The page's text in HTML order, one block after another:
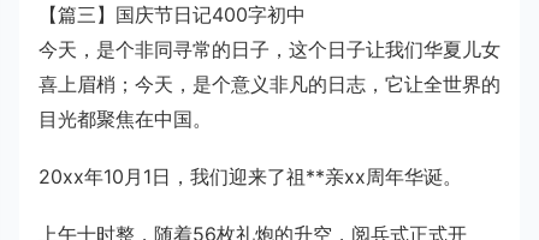
【篇三】国庆节日记400字初中
今天，是个非同寻常的日子，这个日子让我们华夏儿女
喜上眉梢；今天，是个意义非凡的日志，它让全世界的
目光都聚焦在中国。
20xx年10月1日，我们迎来了祖**亲xx周年华诞。
上午十时整，随着56枚礼炮的升空，阅兵式正式开